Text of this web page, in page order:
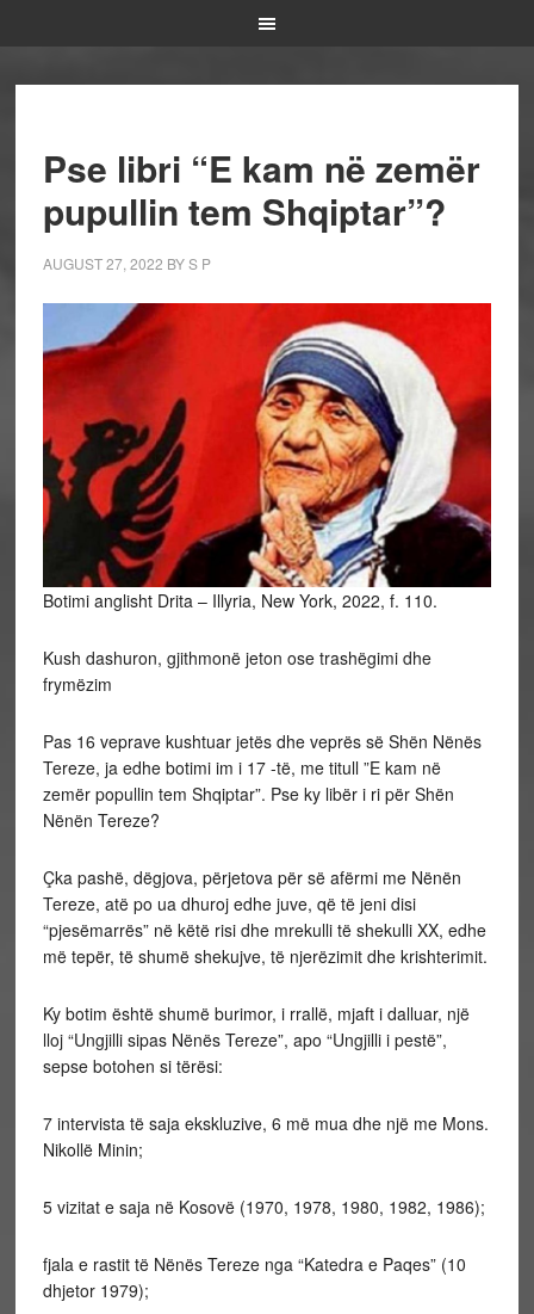
Pse libri “E kam në zemër
pupullin tem Shqiptar”?
AUGUST 27, 2022 BYS P
Botimi anglisht Drita – Illyria, New York, 2022, f. 110.
Kush dashuron, gjithmonë jeton ose trashëgimi dhe
frymëzim
Pas 16 veprave kushtuar jetës dhe veprës së Shën Nënës
Tereze, ja edhe botimi im i 17 -të, me titull ”E kam në
zemër popullin tem Shqiptar”. Pse ky libër i ri për Shën
Nënën Tereze?
Çka pashë, dëgjova, përjetova për së afërmi me Nënën
Tereze, atë po ua dhuroj edhe juve, që të jeni disi
“pjesëmarrës” në këtë risi dhe mrekulli të shekulli XX, edhe
më tepër, të shumë shekujve, të njerëzimit dhe krishterimit.
Ky botim është shumë burimor, i rrallë, mjaft i dalluar, një
lloj “Ungjilli sipas Nënës Tereze”, apo “Ungjilli i pestë”,
sepse botohen si tërësi:
7 intervista të saja ekskluzive, 6 më mua dhe një me Mons.
Nikollë Minin;
5 vizitat e saja në Kosovë (1970, 1978, 1980, 1982, 1986);
fjala e rastit të Nënës Tereze nga “Katedra e Paqes” (10
dhjetor 1979);